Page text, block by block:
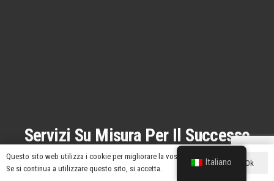
Servizi Su Misura Per Il Successo
Del Vostro Marchio Italiano
Questo sito web utilizza i cookie per migliorare la vostra esperienza.
Se si continua a utilizzare questo sito, si accetta.
Ok